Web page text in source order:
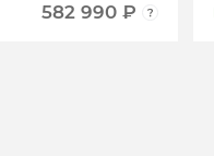
582 990 ₽